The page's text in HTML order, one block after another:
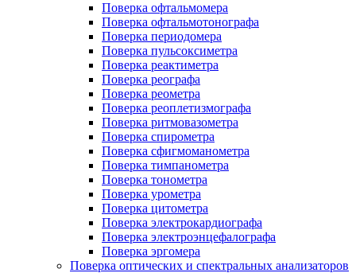
Поверка офтальмомера
Поверка офтальмотонографа
Поверка периодомера
Поверка пульсоксиметра
Поверка реактиметра
Поверка реографа
Поверка реометра
Поверка реоплетизмографа
Поверка ритмовазометра
Поверка спирометра
Поверка сфигмоманометра
Поверка тимпанометра
Поверка тонометра
Поверка урометра
Поверка цитометра
Поверка электрокардиографа
Поверка электроэнцефалографа
Поверка эргомера
Поверка оптических и спектральных анализаторов